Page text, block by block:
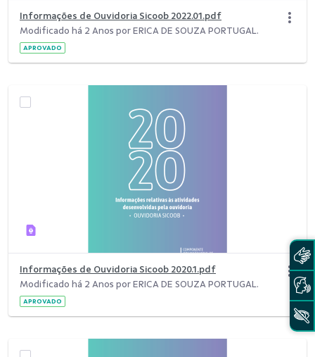
Informações de Ouvidoria Sicoob 2022.01.pdf
Modificado há 2 Anos por ERICA DE SOUZA PORTUGAL.
APROVADO
Informações de Ouvidoria Sicoob 2020.1.pdf
Modificado há 2 Anos por ERICA DE SOUZA PORTUGAL.
APROVADO